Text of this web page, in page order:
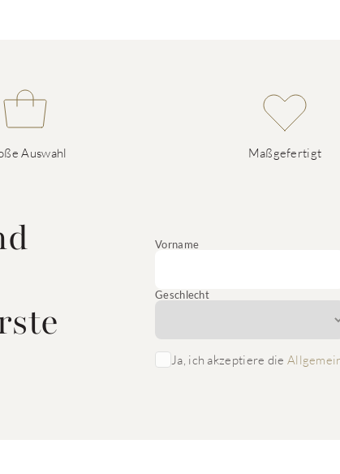
Auswahl Maßgefertigt
Vorname
Geschlecht
Ja, ich akzeptiere die